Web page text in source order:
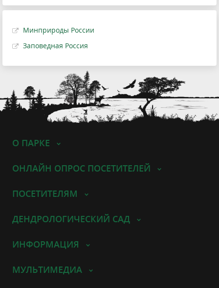
Минприроды России
Заповедная Россия
О ПАРКЕ
ОНЛАЙН ОПРОС ПОСЕТИТЕЛЕЙ
ПОСЕТИТЕЛЯМ
ДЕНДРОЛОГИЧЕСКИЙ САД
ИНФОРМАЦИЯ
МУЛЬТИМЕДИА